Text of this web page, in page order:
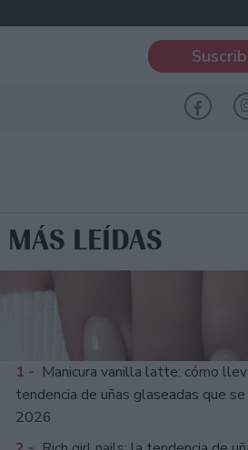
MÁS LEÍDAS
1 - Manicura vanilla latte: cómo
tendencia de uñas glaseadas que
2026